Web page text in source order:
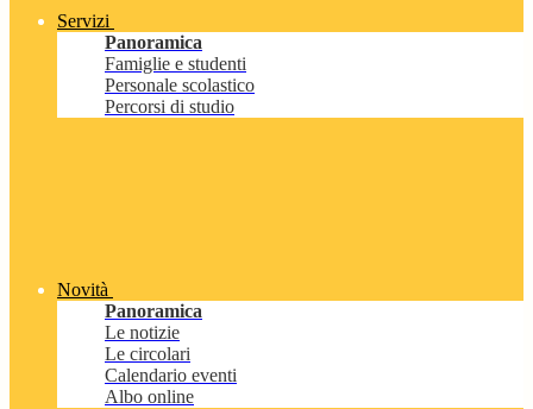
Servizi
Panoramica
Famiglie e studenti
Personale scolastico
Percorsi di studio
Novità
Panoramica
Le notizie
Le circolari
Calendario eventi
Albo online